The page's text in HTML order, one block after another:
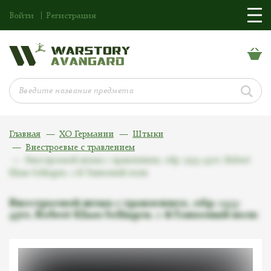
Войти Регистрация
Главная ХО Германии
Штыки
Внестроевые с травлением
Внестроевой штык с травлением, обр. 1933-
45гг, Robert Klaas Solingen. 1-й Танковый полк